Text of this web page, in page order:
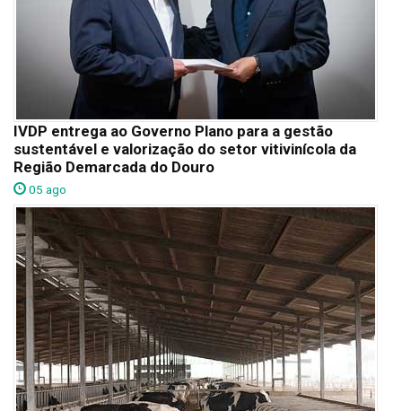
IVDP entrega ao Governo Plano para a gestão
sustentável e valorização do setor vitivinícola da
Região Demarcada do Douro
05 ago